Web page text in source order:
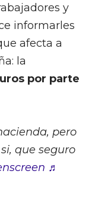
y
informarles
afecta a
la
por parte
pero
que seguro
♬